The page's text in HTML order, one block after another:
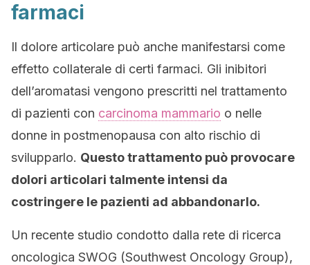
farmaci
Il dolore articolare può anche manifestarsi come
effetto collaterale di certi farmaci. Gli inibitori
dell’aromatasi vengono prescritti nel trattamento
di pazienti con carcinoma mammario o nelle
donne in postmenopausa con alto rischio di
svilupparlo. Questo trattamento può provocare
dolori articolari talmente intensi da
costringere le pazienti ad abbandonarlo.
Un recente studio condotto dalla rete di ricerca
oncologica SWOG (Southwest Oncology Group),